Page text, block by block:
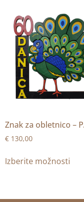
Znak za obletnico –
€ 130,00
Izberite možnosti